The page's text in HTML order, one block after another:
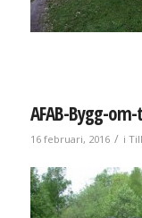
AFAB-Bygg-
16 februari, 2016 / i